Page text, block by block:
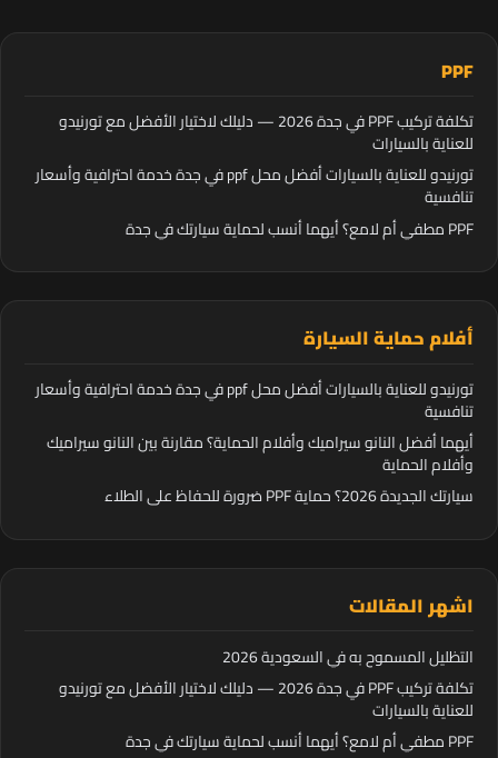
PPF
تكلفة تركيب PPF في جدة 2026 — دليلك لاختيار الأفضل مع تورنيدو
للعناية بالسيارات
تورنيدو للعناية بالسيارات أفضل محل ppf في جدة خدمة احترافية وأسعار
تنافسية
PPF مطفي أم لامع؟ أيهما أنسب لحماية سيارتك في جدة
أفلام حماية السيارة
تورنيدو للعناية بالسيارات أفضل محل ppf في جدة خدمة احترافية وأسعار
تنافسية
أيهما أفضل النانو سيراميك وأفلام الحماية؟ مقارنة بين النانو سيراميك
وأفلام الحماية
سيارتك الجديدة 2026؟ حماية PPF ضرورة للحفاظ على الطلاء
اشهر المقالات
التظليل المسموح به في السعودية 2026
تكلفة تركيب PPF في جدة 2026 — دليلك لاختيار الأفضل مع تورنيدو
للعناية بالسيارات
PPF مطفي أم لامع؟ أيهما أنسب لحماية سيارتك في جدة